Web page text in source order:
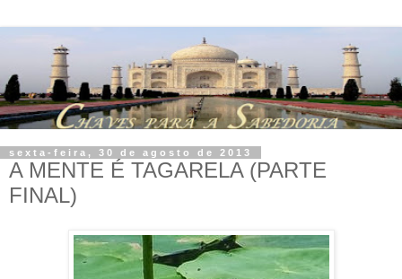
sexta-feira, 30 de agosto de 2013
A MENTE É TAGARELA (PARTE
FINAL)